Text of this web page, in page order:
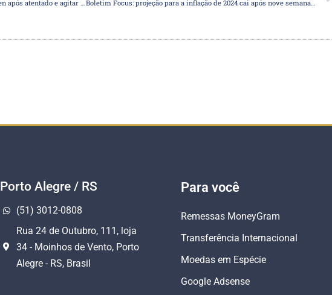
Porto Alegre / RS
(51) 3012-0808
Rua 24 de Outubro, 111, loja
34 - Moinhos de Vento, Porto
Alegre - RS, Brasil
Para você
Remessas MoneyGram
Transferência Internacional
Moedas em Espécie
Google Adsense